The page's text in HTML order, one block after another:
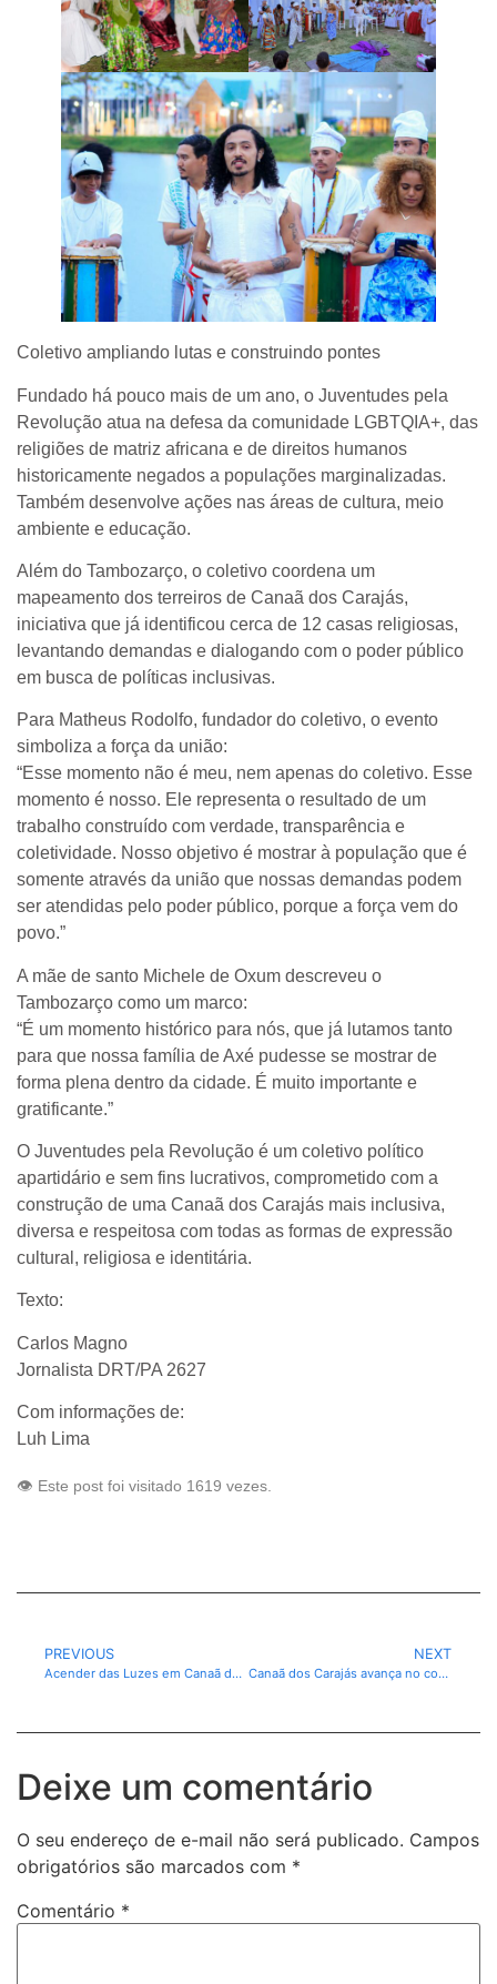
Coletivo ampliando lutas e construindo pontes
Fundado há pouco mais de um ano, o Juventudes pela
Revolução atua na defesa da comunidade LGBTQIA+, das
religiões de matriz africana e de direitos humanos
historicamente negados a populações marginalizadas.
Também desenvolve ações nas áreas de cultura, meio
ambiente e educação.
Além do Tambozarço, o coletivo coordena um
mapeamento dos terreiros de Canaã dos Carajás,
iniciativa que já identificou cerca de 12 casas religiosas,
levantando demandas e dialogando com o poder público
em busca de políticas inclusivas.
Para Matheus Rodolfo, fundador do coletivo, o evento
simboliza a força da união:
“Esse momento não é meu, nem apenas do coletivo. Esse
momento é nosso. Ele representa o resultado de um
trabalho construído com verdade, transparência e
coletividade. Nosso objetivo é mostrar à população que é
somente através da união que nossas demandas podem
ser atendidas pelo poder público, porque a força vem do
povo.”
A mãe de santo Michele de Oxum descreveu o
Tambozarço como um marco:
“É um momento histórico para nós, que já lutamos tanto
para que nossa família de Axé pudesse se mostrar de
forma plena dentro da cidade. É muito importante e
gratificante.”
O Juventudes pela Revolução é um coletivo político
apartidário e sem fins lucrativos, comprometido com a
construção de uma Canaã dos Carajás mais inclusiva,
diversa e respeitosa com todas as formas de expressão
cultural, religiosa e identitária.
Texto:
Carlos Magno
Jornalista DRT/PA 2627
Com informações de:
Luh Lima
👁️ Este post foi visitado 1619 vezes.
PREVIOUS
Acender das Luzes em Canaã dos Carajás será realizado nesta sexta-feira (05)
NEXT
Canaã dos Carajás avança no combate à evasão escolar
Deixe um comentário
O seu endereço de e-mail não será publicado. Campos
obrigatórios são marcados com *
Comentário *